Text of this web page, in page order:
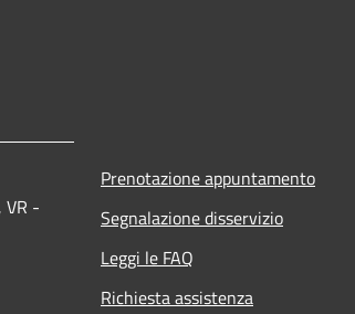
VR -
Prenotazione appuntamento
Segnalazione disservizio
Leggi le FAQ
Richiesta assistenza